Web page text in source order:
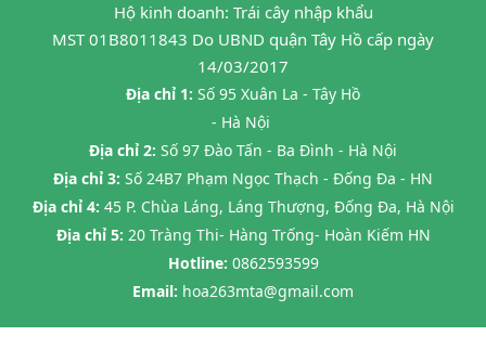
Hộ kinh doanh: Trái cây nhập khẩu
MST 01B8011843 Do UBND quận Tây Hồ cấp ngày
14/03/2017
Địa chỉ 1: Số 95 Xuân La - Tây Hồ
- Hà Nội
Địa chỉ 2: Số 97 Đào Tấn - Ba Đình - Hà Nội
Địa chỉ 3: Số 24B7 Phạm Ngọc Thạch - Đống Đa - HN
Địa chỉ 4: 45 P. Chùa Láng, Láng Thượng, Đống Đa, Hà Nội
Địa chỉ 5: 20 Tràng Thi- Hàng Trống- Hoàn Kiếm HN
Hotline: 0862593599
Email: hoa263mta@gmail.com